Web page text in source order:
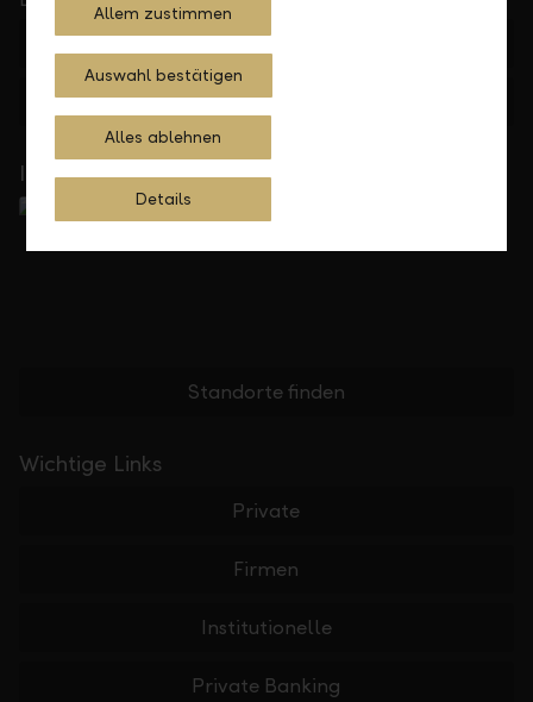
+423 236 88 11
Feedback
In Ihrer Nähe
Standorte finden
Wichtige Links
Private
Firmen
Institutionelle
Private Banking
Allem zustimmen
Auswahl bestätigen
Alles ablehnen
Details